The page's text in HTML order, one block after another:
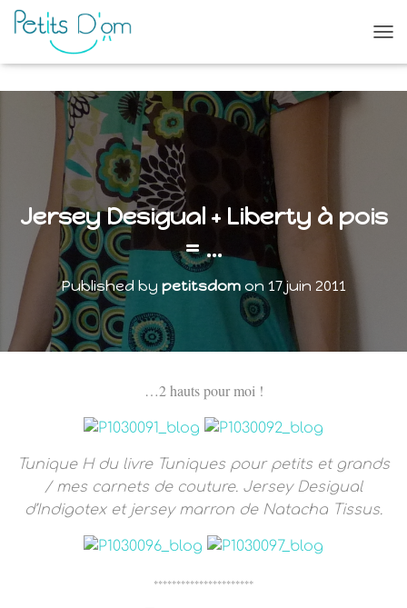
U
M
N
Jersey Desigual + Liberty à pois
= …
Published by petitsdomon 17 juin 2011
…2 hauts pour moi !
Tunique H du livre Tuniques pour petits et grands
/ mes carnets de couture. Jersey Desigual
d’Indigotex et jersey marron de Natacha Tissus.
**********************